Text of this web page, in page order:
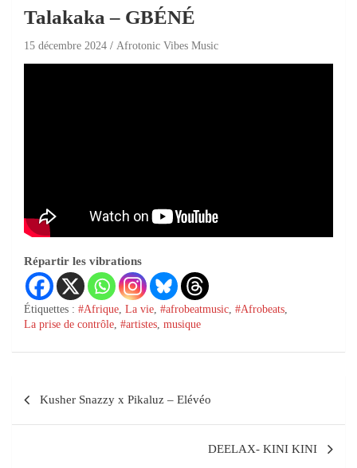
Talakaka – GBÉNÉ
15 décembre 2024 Afrotonic Vibes Music
Répartir les vibrations
Étiquettes : #Afrique, La vie, #afrobeatmusic, #Afrobeats,
La prise de contrôle, #artistes, musique
Kusher Snazzy x Pikaluz – Elévéo
DEELAX- KINI KINI